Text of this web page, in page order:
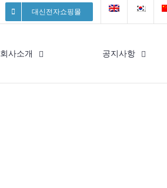
대신전자쇼핑몰
회사소개 공지사항